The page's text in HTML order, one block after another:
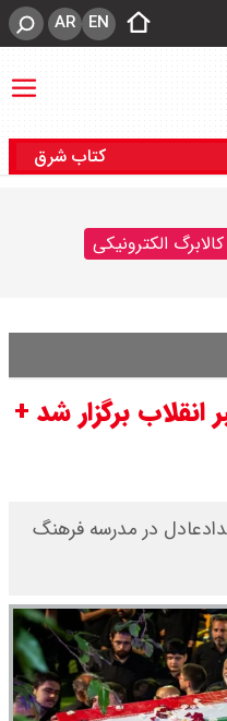
EN
AR
کتاب شرق
کالابرگ الکترونیکی
برگزار شد +
در مدرسه فرهنگ